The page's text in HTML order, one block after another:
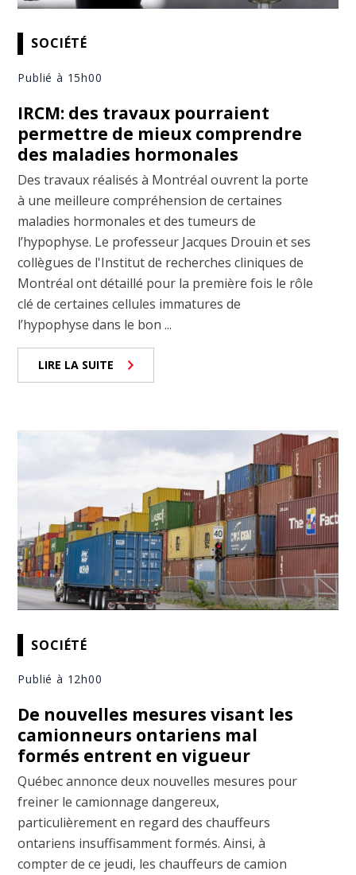
SOCIÉTÉ
Publié à 15h00
IRCM: des travaux pourraient
permettre de mieux comprendre
des maladies hormonales
Des travaux réalisés à Montréal ouvrent la porte
à une meilleure compréhension de certaines
maladies hormonales et des tumeurs de
l’hypophyse. Le professeur Jacques Drouin et ses
collègues de l'Institut de recherches cliniques de
Montréal ont détaillé pour la première fois le rôle
clé de certaines cellules immatures de
l’hypophyse dans le bon ...
LIRE LA SUITE
SOCIÉTÉ
Publié à 12h00
De nouvelles mesures visant les
camionneurs ontariens mal
formés entrent en vigueur
Québec annonce deux nouvelles mesures pour
freiner le camionnage dangereux,
particulièrement en regard des chauffeurs
ontariens insuffisamment formés. Ainsi, à
compter de ce jeudi, les chauffeurs de camion